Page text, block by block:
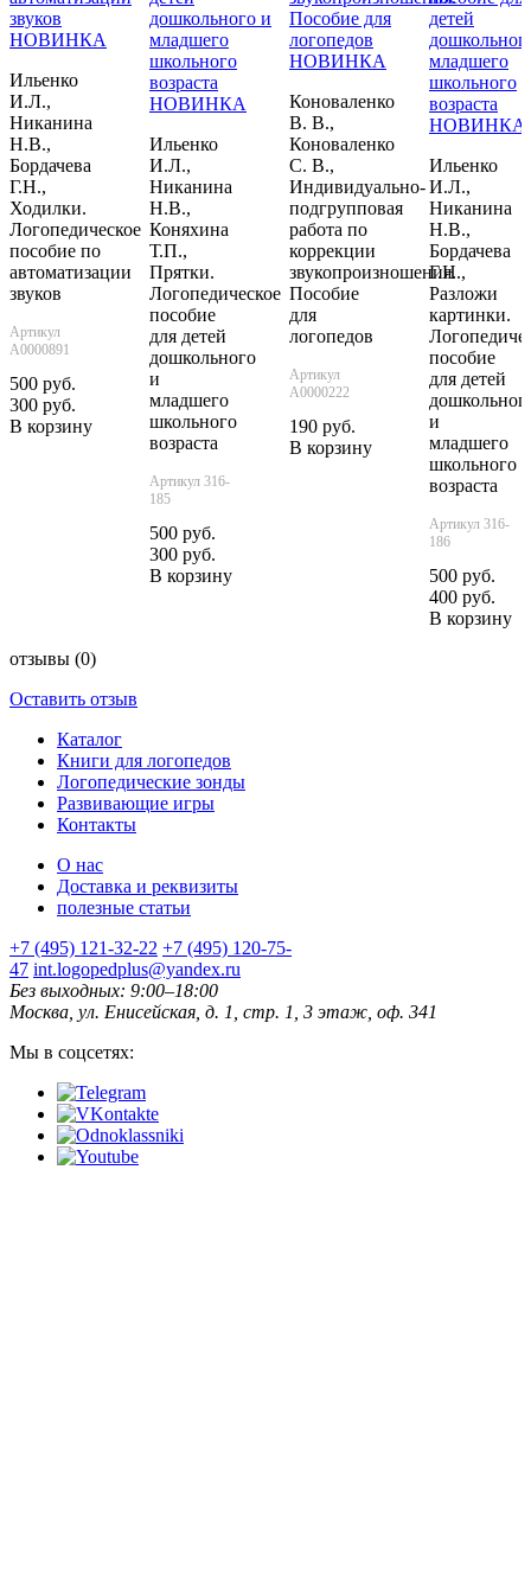
НОВИНКА
Ильенко
И.Л.,
Никанина
Н.В.,
Бордачева
Г.Н.,
Ходилки.
Логопедическое
пособие по
автоматизации
звуков
Артикул
А0000891
500 руб.
300 руб.
В корзину
НОВИНКА
Ильенко
И.Л.,
Никанина
Н.В.,
Коняхина
Т.П.,
Прятки.
Логопедическое
пособие
для детей
дошкольного
и
младшего
школьного
возраста
Артикул 316-
185
500 руб.
300 руб.
В корзину
НОВИНКА
Коноваленко
В. В.,
Коноваленко
С. В.,
Индивидуально-
подгрупповая
работа по
коррекции
звукопроизношения.
Пособие
для
логопедов
Артикул
А0000222
190 руб.
В корзину
НОВИНКА
Ильенко
И.Л.,
Никанина
Н.В.,
Бордачева
Г.Н.,
Разложи
картинки.
пособие
для детей
и
младшего
школьного
возраста
Артикул 316-
186
500 руб.
400 руб.
В корзину
отзывы (0)
Оставить отзыв
Каталог
Книги для логопедов
Логопедические зонды
Развивающие игры
Контакты
О нас
Доставка и реквизиты
полезные статьи
+7 (495) 121-32-22 +7 (495) 120-75-
47 int.logopedplus@yandex.ru
Без выходных: 9:00–18:00
Москва, ул. Енисейская, д. 1, стр. 1, 3 этаж, оф. 341
Мы в соцсетях: